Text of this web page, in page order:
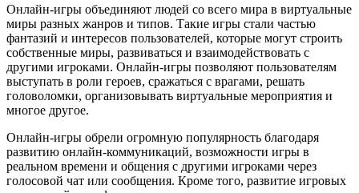
Онлайн-игры объединяют людей со всего мира в виртуальные
миры разных жанров и типов. Такие игры стали частью
фантазий и интересов пользователей, которые могут строить
собственные миры, развиваться и взаимодействовать с
другими игроками. Онлайн-игры позволяют пользователям
выступать в роли героев, сражаться с врагами, решать
головоломки, организовывать виртуальные мероприятия и
многое другое.
Онлайн-игры обрели огромную популярность благодаря
развитию онлайн-коммуникаций, возможности игры в
реальном времени и общения с другими игроками через
голосовой чат или сообщения. Кроме того, развитие игровых